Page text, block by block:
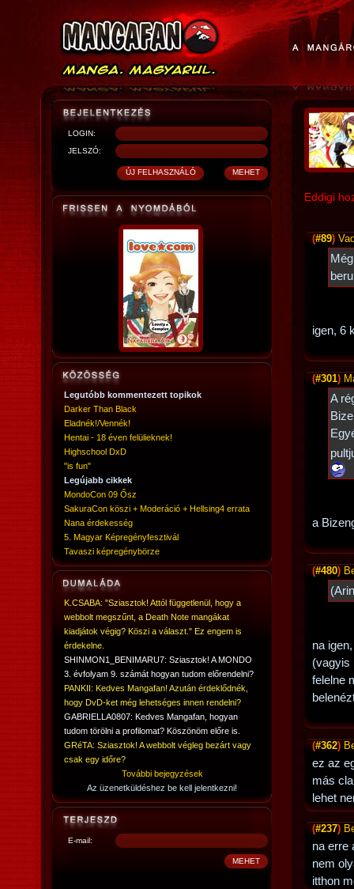
LOGIN:
JELSZÓ:
Legutóbb kommentezett topikok
Darker Than Black
Eladnék!/Vennék!
Hentai - 18 éven felülieknek!
Highschool DxD
"is fun"
Legújabb cikkek
MondoCon 09 Ősz
SakuraCon köszi + Moderáció + Hellsing4 errata
Nana érdekesség
5. Magyar Képregényfesztivál
Tavaszi képregénybörze
K.CSABA: "Sziasztok! Attól függetlenül, hogy a
webbolt megszűnt, a Death Note mangákat
kiadjátok végig? Köszi a választ." Ez engem is
érdekelne.
SHINMON1_BENIMARU7: Sziasztok! A MONDO
3. évfolyam 9. számát hogyan tudom előrendelni?
PANKII: Kedves Mangafan! Azután érdeklődnék,
hogy DvD-ket még lehetséges innen rendelni?
GABRIELLA0807: Kedves Mangafan, hogyan
tudom törölni a profilomat? Köszönöm előre is.
GRéTA: Sziasztok! A webbolt végleg bezárt vagy
csak egy időre?
További bejegyzések
Az üzenetküldéshez be kell jelentkezni!
E-mail:
Eddigi
(#89)
igen, 6
(#301)
A
a
(#480)
na
(vagyis
felelne
(#362)
ez az
más
lehet
(#237)
na erre
nem
itthon